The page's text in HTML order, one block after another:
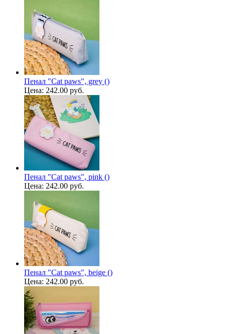
Пенал "Cat paws", grey ()
Цена: 242.00 руб.
Пенал "Cat paws", pink ()
Цена: 242.00 руб.
Пенал "Cat paws", beige ()
Цена: 242.00 руб.